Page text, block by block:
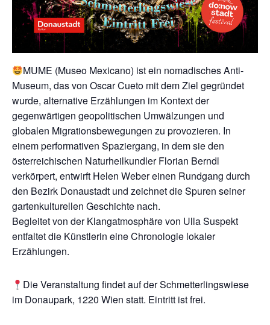
MUME (Museo Mexicano) ist ein nomadisches Anti-
Museum, das von Oscar Cueto mit dem Ziel gegründet
wurde, alternative Erzählungen im Kontext der
gegenwärtigen geopolitischen Umwälzungen und
globalen Migrationsbewegungen zu provozieren. In
einem performativen Spaziergang, in dem sie den
österreichischen Naturheilkundler Florian Berndl
verkörpert, entwirft Helen Weber einen Rundgang durch
den Bezirk Donaustadt und zeichnet die Spuren seiner
gartenkulturellen Geschichte nach.
Begleitet von der Klangatmosphäre von Ulla Suspekt
entfaltet die Künstlerin eine Chronologie lokaler
Erzählungen.
Die Veranstaltung findet auf der Schmetterlingswiese
im Donaupark, 1220 Wien statt. Eintritt ist frei.